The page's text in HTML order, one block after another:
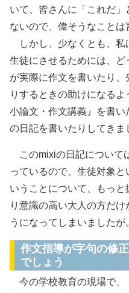
いて、皆さんに「これだ
ないので、偉そうなことは
しかし、少なくとも、私
生徒にさせるためには、
が実際に作文を書いたり
りするときの助けになる
小論文・作文講義』を書
の日記を書いたりしてきま
このmixiの日記について
っているので、生徒対象
いうことについて、もっ
り意識の高い大人の方だ
うになってしまいましたが
作文指導が字句の修
でしょう
今の学校教育の現場で、